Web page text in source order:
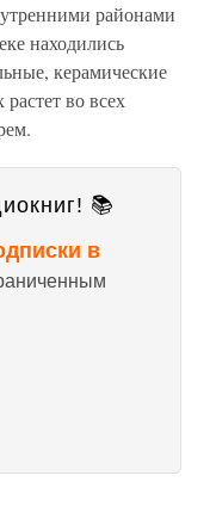
районами
находились
керамические
во всех
📚
в